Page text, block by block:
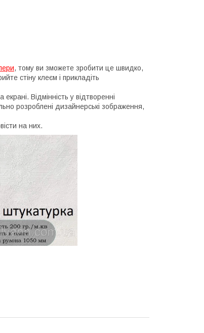
, тому ви зможете зробити це швидко,
стіну клеєм і прикладіть
Відмінність у відтворенні
розроблені дизайнерські зображення,
на них.